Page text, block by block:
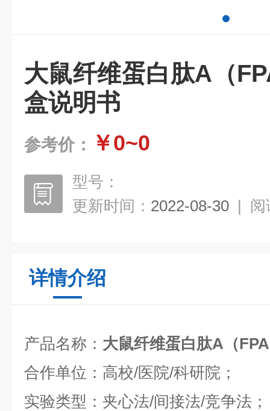
大鼠纤维蛋白肽A（
盒说明书
参考价： ￥0~0
型号：
更新时间： 2022-08-30 | 阅
详情介绍
产品名称： 大鼠纤维蛋白肽A（
合作单位：高校/医院/科研院；
实验类型：夹心法/间接法/竞争法；